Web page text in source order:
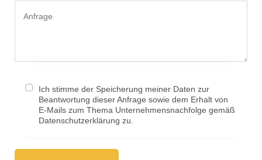
Ich stimme der Speicherung meiner Daten zur
Beantwortung dieser Anfrage sowie dem Erhalt von
E-Mails zum Thema Unternehmensnachfolge gemäß
Datenschutzerklärung zu.